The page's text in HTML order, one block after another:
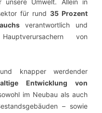
unsere Umwelt. Allein in
für rund 35 Prozent
verantwortlich und
von
knapper werdender
Entwicklung von
im Neubau als auch
– sowie